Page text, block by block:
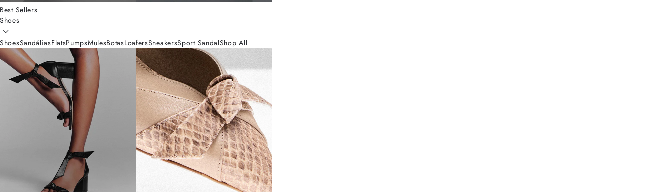
Best Sellers
Shoes
ShoesSandáliasFlatsPumpsMulesBotasLoafersSneakersSport SandalShop All